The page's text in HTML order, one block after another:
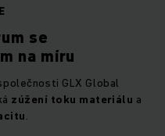
se
na míru
GLX Global
zúžení toku materiálu a
.